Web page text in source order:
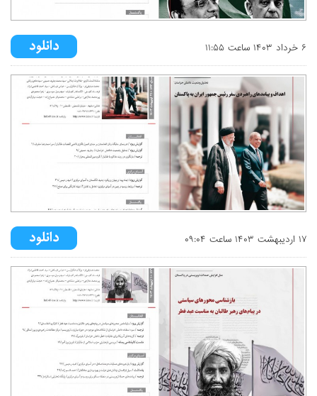
۶ خرداد ۱۴۰۳ ساعت ۱۱:۵۵
۱۷ ارديبهشت ۱۴۰۳ ساعت ۰۹:۰۴